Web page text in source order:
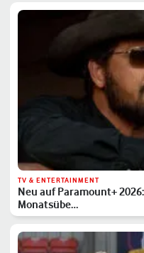
TV & ENTERTAINMENT
Neu auf Paramount+
Monatsübe…